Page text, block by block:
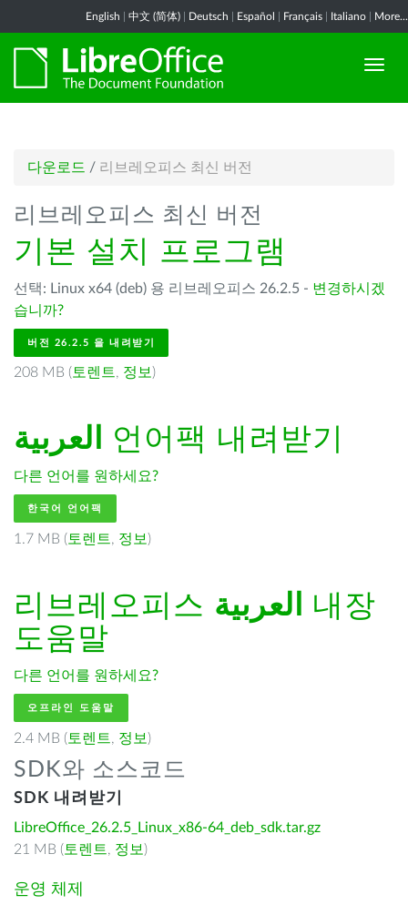
English 中文 (简体) Deutsch Español Français Italiano More...
다운로드 / 리브레오피스 최신 버전
리브레오피스 최신 버전
기본 설치 프로그램
선택: Linux x64 (deb) 용 리브레오피스 26.2.5 - 변경하시겠
습니까?
버전 26.2.5 을 내려받기
208 MB ( 토렌트, 정보 )
العربية 언어팩 내려받기
다른 언어를 원하세요?
한국어 언어팩
1.7 MB ( 토렌트, 정보 )
리브레오피스 العربية
내장
도움말
다른 언어를 원하세요?
오프라인 도움말
2.4 MB ( 토렌트, 정보 )
SDK와 소스코드
SDK 내려받기
LibreOffice_26.2.5_Linux_x86-64_deb_sdk.tar.gz
21 MB ( 토렌트, 정보 )
운영 체제